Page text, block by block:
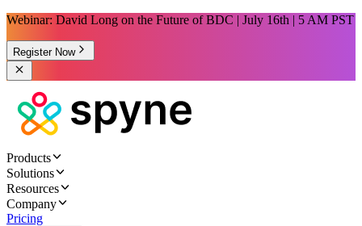
Webinar: David Long on the Future of BDC | July 16th | 5 AM PST
Register Now
Products
Solutions
Resources
Company
Pricing